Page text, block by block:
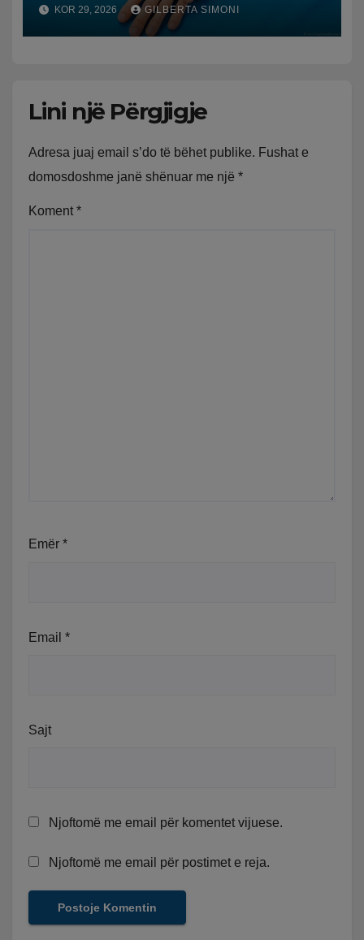
KOR 29, 2026 GILBERTA SIMONI
Lini një Përgjigje
Adresa juaj email s’do të bëhet publike. Fushat e
domosdoshme janë shënuar me një *
Koment *
Emër *
Email *
Sajt
Njoftomë me email për komentet vijuese.
Njoftomë me email për postimet e reja.